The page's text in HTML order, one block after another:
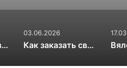
OSINT и цифровой след RuDossier Telegram
03.06.2026
Как заказать свежие суши и роллы в Чайковском за 30 минут и почему это стоит попробовать попробовать